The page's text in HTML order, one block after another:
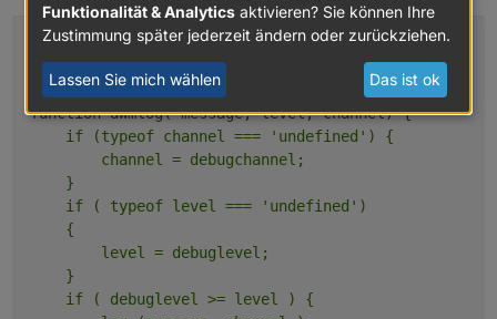
var debuglevel = 1;
var debugchannel = 'info';
    if (typeof channel === 'undefined') {
        channel = debugchannel;
    }
    if ( typeof level === 'undefined')
    {
        level = debuglevel;
    }
    if ( debuglevel >= level ) {
Funktionalität & Analytics aktivieren? Sie können Ihre
Zustimmung später jederzeit ändern oder zurückziehen.
Lassen Sie mich wählen Das ist ok